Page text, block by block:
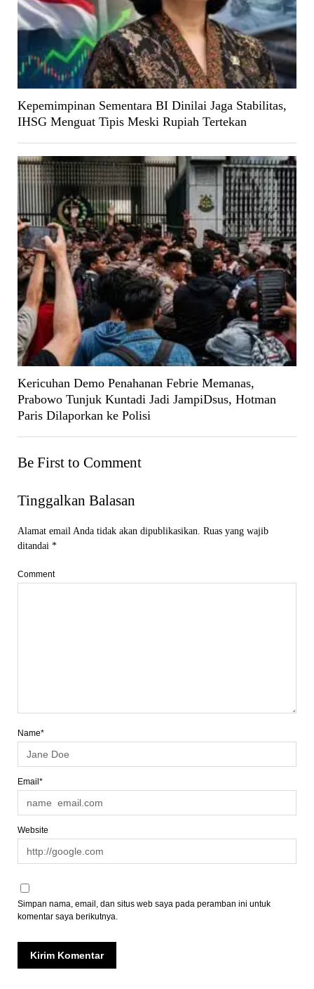
Kepemimpinan Sementara BI Dinilai Jaga Stabilitas,
IHSG Menguat Tipis Meski Rupiah Tertekan
Kericuhan Demo Penahanan Febrie Memanas,
Prabowo Tunjuk Kuntadi Jadi JampiDsus, Hotman
Paris Dilaporkan ke Polisi
Be First to Comment
Tinggalkan Balasan
Alamat email Anda tidak akan dipublikasikan. Ruas yang wajib
ditandai *
Comment
Name*
Email*
Website
Simpan nama, email, dan situs web saya pada peramban ini untuk
komentar saya berikutnya.